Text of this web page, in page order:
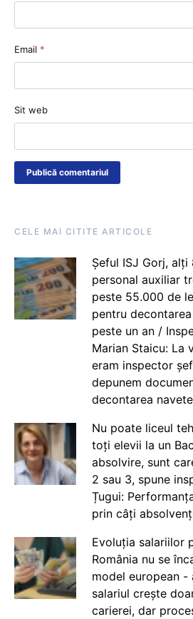
Email *
Sit web
CELE MAI CITITE ARTICOLE
Șeful ISJ Gorj,
personal auxiliar
peste 55.000 de
pentru
peste un an /
Marian Staicu: La
eram inspector
depunem
decontarea
Nu poate liceul
toți elevii la un
absolvire, sunt
2 sau 3, spune
Țugui:
prin câți
Evoluția salariilor
România nu se
model european -
salariul crește
carierei, dar